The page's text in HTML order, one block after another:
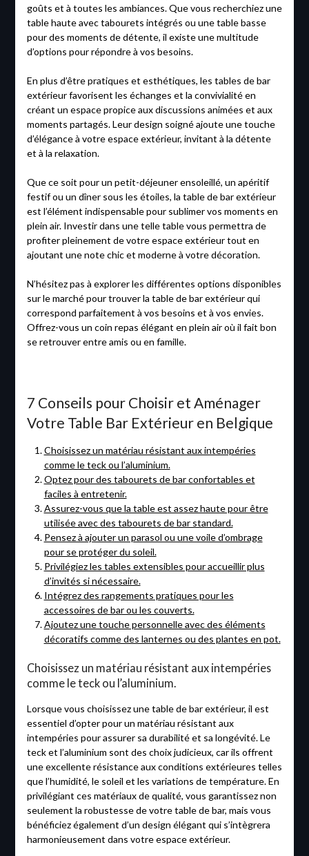
goûts et à toutes les ambiances. Que vous recherchiez une
table haute avec tabourets intégrés ou une table basse
pour des moments de détente, il existe une multitude
d’options pour répondre à vos besoins.
En plus d’être pratiques et esthétiques, les tables de bar
extérieur favorisent les échanges et la convivialité en
créant un espace propice aux discussions animées et aux
moments partagés. Leur design soigné ajoute une touche
d’élégance à votre espace extérieur, invitant à la détente
et à la relaxation.
Que ce soit pour un petit-déjeuner ensoleillé, un apéritif
festif ou un dîner sous les étoiles, la table de bar extérieur
est l’élément indispensable pour sublimer vos moments en
plein air. Investir dans une telle table vous permettra de
profiter pleinement de votre espace extérieur tout en
ajoutant une note chic et moderne à votre décoration.
N’hésitez pas à explorer les différentes options disponibles
sur le marché pour trouver la table de bar extérieur qui
correspond parfaitement à vos besoins et à vos envies.
Offrez-vous un coin repas élégant en plein air où il fait bon
se retrouver entre amis ou en famille.
7 Conseils pour Choisir et Aménager
Votre Table Bar Extérieur en Belgique
Choisissez un matériau résistant aux intempéries
comme le teck ou l’aluminium.
Optez pour des tabourets de bar confortables et
faciles à entretenir.
Assurez-vous que la table est assez haute pour être
utilisée avec des tabourets de bar standard.
Pensez à ajouter un parasol ou une voile d’ombrage
pour se protéger du soleil.
Privilégiez les tables extensibles pour accueillir plus
d’invités si nécessaire.
Intégrez des rangements pratiques pour les
accessoires de bar ou les couverts.
Ajoutez une touche personnelle avec des éléments
décoratifs comme des lanternes ou des plantes en pot.
Choisissez un matériau résistant aux intempéries
comme le teck ou l’aluminium.
Lorsque vous choisissez une table de bar extérieur, il est
essentiel d’opter pour un matériau résistant aux
intempéries pour assurer sa durabilité et sa longévité. Le
teck et l’aluminium sont des choix judicieux, car ils offrent
une excellente résistance aux conditions extérieures telles
que l’humidité, le soleil et les variations de température. En
privilégiant ces matériaux de qualité, vous garantissez non
seulement la robustesse de votre table de bar, mais vous
bénéficiez également d’un design élégant qui s’intègrera
harmonieusement dans votre espace extérieur.